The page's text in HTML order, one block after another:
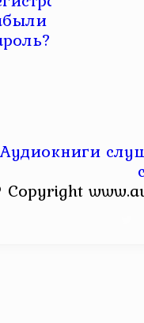
Аудиокниги
Copyright